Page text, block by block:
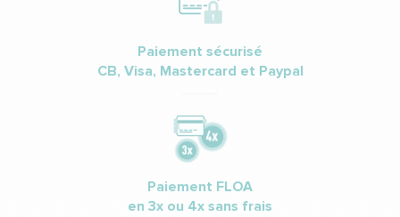
Paiement sécurisé
CB, Visa, Mastercard et Paypal
Paiement FLOA
en 3x ou 4x sans frais